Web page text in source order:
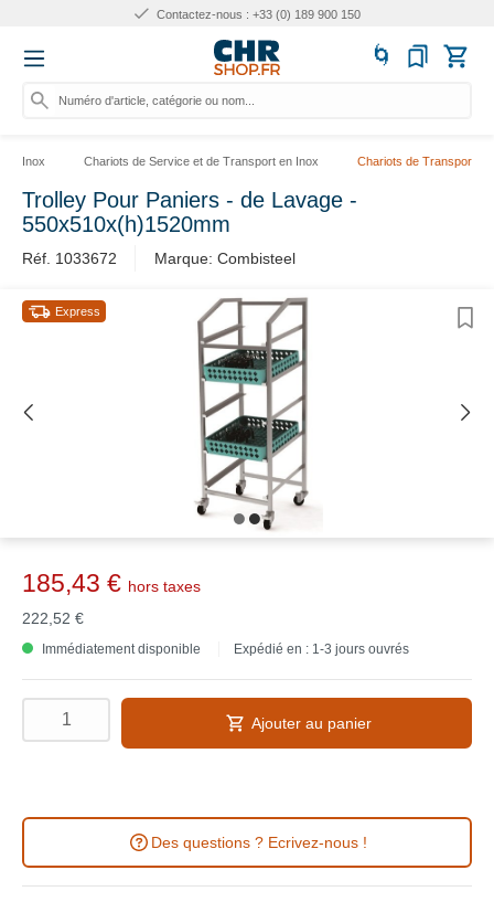
Contactez-nous : +33 (0) 189 900 150
Numéro d'article, catégorie ou nom...
Inox Chariots de Service et de Transport en Inox Chariots de Transport
Trolley Pour Paniers - de Lavage -
550x510x(h)1520mm
Réf. 1033672 Marque: Combisteel
Express
185,43 € hors taxes
222,52 €
Immédiatement disponible Expédié en : 1-3 jours ouvrés
Ajouter au panier
Des questions ? Ecrivez-nous !